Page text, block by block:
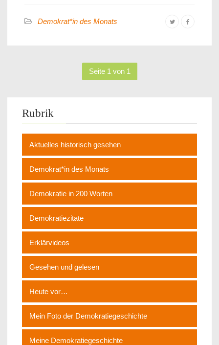
Demokrat*in des Monats
Seite 1 von 1
Rubrik
Aktuelles historisch gesehen
Demokrat*in des Monats
Demokratie in 200 Worten
Demokratiezitate
Erklärvideos
Gesehen und gelesen
Heute vor…
Mein Foto der Demokratiegeschichte
Meine Demokratiegeschichte